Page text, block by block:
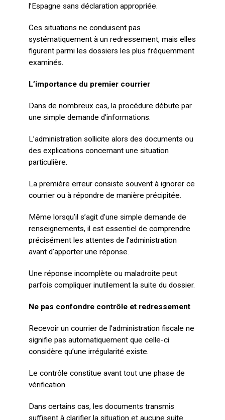
l’Espagne sans déclaration appropriée.
Ces situations ne conduisent pas
systématiquement à un redressement, mais elles
figurent parmi les dossiers les plus fréquemment
examinés.
L’importance du premier courrier
Dans de nombreux cas, la procédure débute par
une simple demande d’informations.
L’administration sollicite alors des documents ou
des explications concernant une situation
particulière.
La première erreur consiste souvent à ignorer ce
courrier ou à répondre de manière précipitée.
Même lorsqu’il s’agit d’une simple demande de
renseignements, il est essentiel de comprendre
précisément les attentes de l’administration
avant d’apporter une réponse.
Une réponse incomplète ou maladroite peut
parfois compliquer inutilement la suite du dossier.
Ne pas confondre contrôle et redressement
Recevoir un courrier de l’administration fiscale ne
signifie pas automatiquement que celle-ci
considère qu’une irrégularité existe.
Le contrôle constitue avant tout une phase de
vérification.
Dans certains cas, les documents transmis